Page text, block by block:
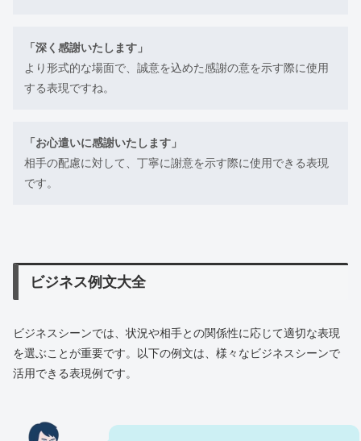
「深く感謝いたします」
より形式的な場面で、誠意を込めた感謝の意を示す際に使用
する表現ですね。
「お心遣いに感謝いたします」
相手の配慮に対して、丁寧に謝意を示す際に使用できる表現
です。
ビジネス例文大全
ビジネスシーンでは、状況や相手との関係性に応じて適切な表現
を選ぶことが重要です。以下の例文は、様々なビジネスシーンで
活用できる表現例です。